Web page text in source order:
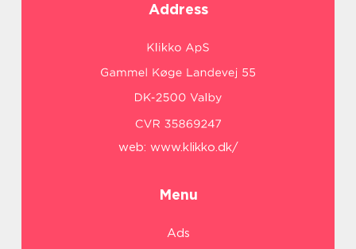
Address
web: www.klikko.dk/
Menu
Ads